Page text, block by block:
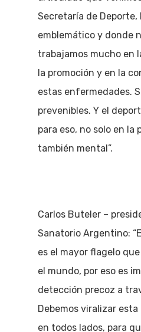
Secretaría de
emblemático y donde
trabajamos mucho en
la promoción y en la
estas enfermedades.
prevenibles. Y el
para eso, no solo en la
también mental”.
Carlos Buteler –
Sanatorio Argentino:
es el mayor flagelo
el mundo, por eso es
detección precoz a
Debemos viralizar
en todos lados, para